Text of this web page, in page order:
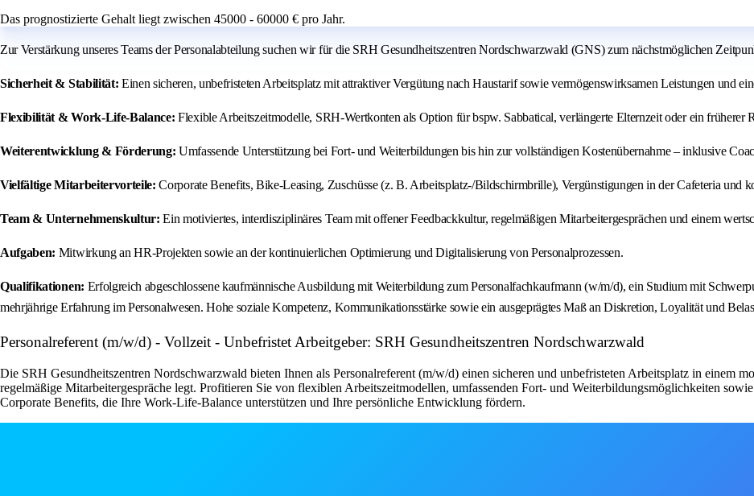
Das prognostizierte Gehalt liegt zwischen 45000 - 60000 € pro Jahr.
Zur Verstärkung unseres Teams der Personalabteilung suchen wir für die SRH Gesundheitszentren Nordschwarzwald (GNS) zum nächstmöglichen
Sicherheit & Stabilität: Einen sicheren, unbefristeten Arbeitsplatz mit attraktiver Vergütung nach Haustarif sowie vermögenswirksamen Leistungen und
Flexibilität & Work-Life-Balance: Flexible Arbeitszeitmodelle, SRH-Wertkonten als Option für bspw. Sabbatical, verlängerte Elternzeit oder ein früherer
Weiterentwicklung & Förderung: Umfassende Unterstützung bei Fort- und Weiterbildungen bis hin zur vollständigen Kostenübernahme – inklusive
Vielfältige Mitarbeitervorteile: Corporate Benefits, Bike-Leasing, Zuschüsse (z. B. Arbeitsplatz-/Bildschirmbrille), Vergünstigungen in der Cafeteria und
Team & Unternehmenskultur: Ein motiviertes, interdisziplinäres Team mit offener Feedbackkultur, regelmäßigen Mitarbeitergesprächen und einem
Aufgaben: Mitwirkung an HR-Projekten sowie an der kontinuierlichen Optimierung und Digitalisierung von Personalprozessen.
Qualifikationen: Erfolgreich abgeschlossene kaufmännische Ausbildung mit Weiterbildung zum Personalfachkaufmann (w/m/d), ein Studium mit
mehrjährige Erfahrung im Personalwesen. Hohe soziale Kompetenz, Kommunikationsstärke sowie ein ausgeprägtes Maß an Diskretion, Loyalität und
Personalreferent (m/w/d) - Vollzeit - Unbefristet Arbeitgeber: SRH Gesundheitszentren Nordschwarzwald
Die SRH Gesundheitszentren Nordschwarzwald bieten Ihnen als Personalreferent (m/w/d) einen sicheren und unbefristeten Arbeitsplatz in einem
regelmäßige Mitarbeitergespräche legt. Profitieren Sie von flexiblen Arbeitszeitmodellen, umfassenden Fort- und Weiterbildungsmöglichkeiten
Corporate Benefits, die Ihre Work-Life-Balance unterstützen und Ihre persönliche Entwicklung fördern.